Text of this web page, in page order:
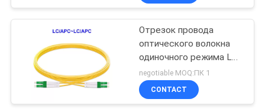
Отрезок провода
оптического волокна
одиночного режима LC
APC LC APC
negotiable MOQ:ПК 1
CONTACT